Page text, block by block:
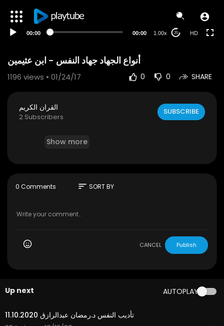
00:00 00:00 1.00x 20 HD
1196 views • 01/24/17 0 0 SHARE
القران الكريم
2 Subscribers
SUBSCRIBE
Show more
0 Comments sort SORT BY
CANCEL Publish
Up next AUTOPLAY
44:09
⁣تأديب النفس د.رمضان عبدالرازق 11.10.2020